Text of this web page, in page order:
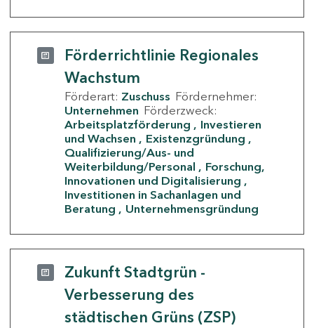
Förderrichtlinie Regionales
Wachstum
Förderart: Zuschuss Fördernehmer:
Unternehmen Förderzweck:
Arbeitsplatzförderung
Investieren
und Wachsen
Existenzgründung
Qualifizierung/Aus- und
Weiterbildung/Personal
Forschung,
Innovationen und Digitalisierung
Investitionen in Sachanlagen und
Beratung
Unternehmensgründung
Zukunft Stadtgrün -
Verbesserung des
städtischen Grüns (ZSP)